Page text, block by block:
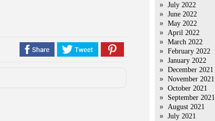
July 2022
June 2022
May 2022
April 2022
March 2022
February 2022
January 2022
December 2021
November 2021
October 2021
September 2021
August 2021
July 2021